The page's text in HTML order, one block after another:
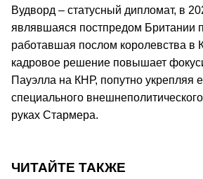
Вудворд – статусный дипломат, в
являвшаяся постпредом Британии
работавшая послом королевства в
кадровое решение повышает
Пауэлла на КНР, попутно укрепляя
специального
руках Стармера.
ЧИТАЙТЕ ТАКЖЕ